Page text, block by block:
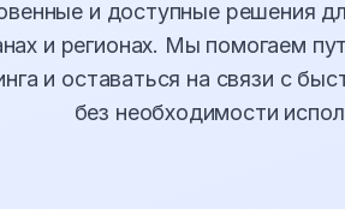
и доступные решения
и регионах. Мы помогаем
и оставаться на связи с
без необходимости